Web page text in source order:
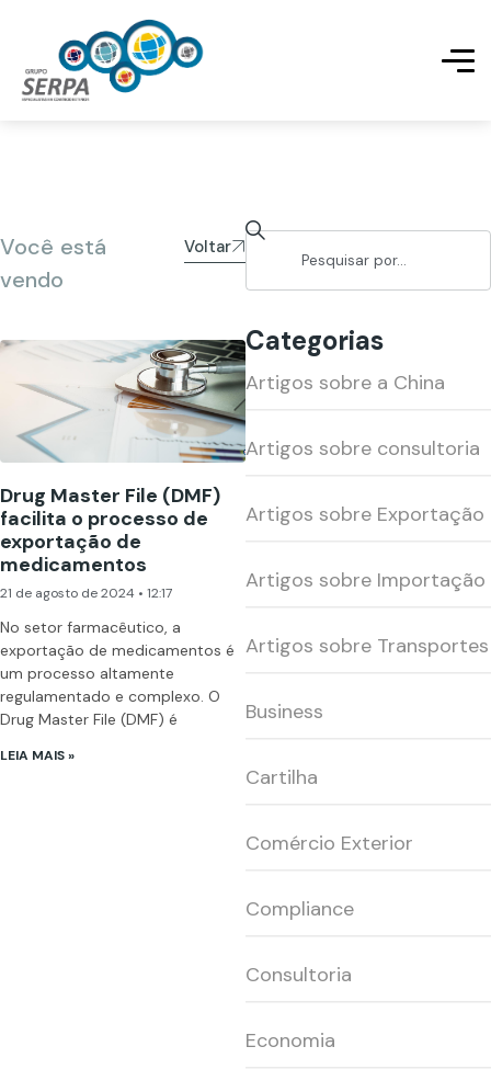
Você está
vendo
Voltar
Drug Master File (DMF)
facilita o processo de
exportação de
medicamentos
21 de agosto de 2024 12:17
No setor farmacêutico, a
exportação de medicamentos é
um processo altamente
regulamentado e complexo. O
Drug Master File (DMF) é
LEIA MAIS »
Categorias
Artigos sobre a China
Artigos sobre consultoria
Artigos sobre Exportação
Artigos sobre Importação
Artigos sobre Transportes
Business
Cartilha
Comércio Exterior
Compliance
Consultoria
Economia